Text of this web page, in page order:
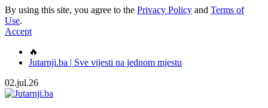
By using this site, you agree to the Privacy Policy and Terms of
Use.
Accept
🔥
Jutarnji.ba | Sve vijesti na jednom mjestu
02.jul.26